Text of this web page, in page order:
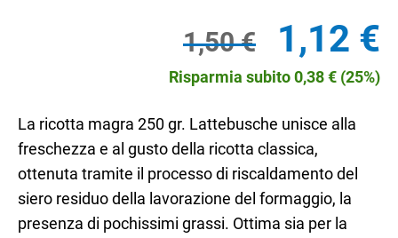
1,50€
Il
originale
era:
1,50 €.
1,12 €
è:
Risparmia subito0,38€ (25%)
La ricotta magra 250 gr. Lattebusche unisce alla
freschezza e al gusto della ricotta classica,
ottenuta tramite il processo di riscaldamento del
siero residuo della lavorazione del formaggio, la
presenza di pochissimi grassi. Ottima sia per la